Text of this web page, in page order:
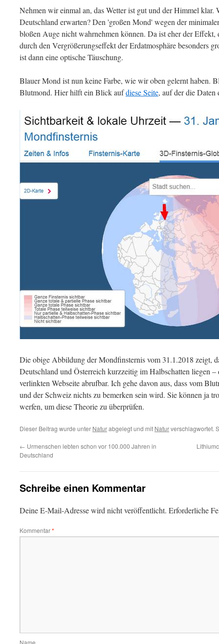
Nehmen wir einmal an, das Wetter ist gut und der Himmel klar.
Deutschland erwarten? Den 'großen Mond' wegen der
bloßen Auge nicht wahrnehmen können. Da ist eher der Effekt,
durch den Vergrößerungseffekt der Erdatmosphäre besonders
ist dann eine optische Täuschung.
Blauer Mond ist nun keine Farbe, wie wir oben gelernt haben.
Blutmond. Hier hilft ein Blick aufdiese Seite, auf der die Daten
Die obige Abbildung der Mondfinsternis vom 31.1.2018 zeigt,
Deutschland und Österreich kurzzeitig im Halbschatten liegen
verlinkten Webseite abrufbar. Ich gehe davon aus, dass vom
und der Schweiz nichts zu bemerken sein wird. Sie können ja
werfen, um diese Theorie zu überprüfen.
Dieser Beitrag wurde unter Naturabgelegt und mit Naturverschlagwortet.
← Urmenschen lebten schon vor 100.000 Jahren in
Deutschland
Schreibe einen Kommentar
Deine E-Mail-Adresse wird nicht veröffentlicht. Erforderliche
Kommentar*
Name